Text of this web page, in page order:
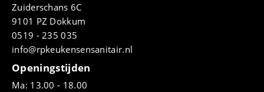
Zuiderschans 6C
9101 PZ Dokkum
0519 - 235 035
info@rpkeukensensanitair.nl
Openingstijden
Ma: 13.00 - 18.00